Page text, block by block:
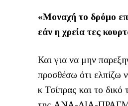
«Μοναχή το δρόμο
εάν η χρεία τες
Και για να μην
προσθέσω ότι ελπίζω
κ Τσίπρας και το δικό